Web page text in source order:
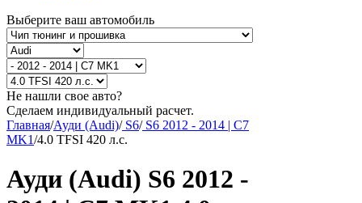
Выберите ваш автомобиль
Не нашли свое авто?
Сделаем индивидуальный расчет.
Главная/Ауди (Audi)/S6/S6 2012 - 2014 | C7
MK1/4.0 TFSI 420 л.с.
Ауди (Audi) S6 2012 -